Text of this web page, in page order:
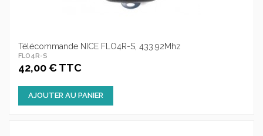
Télécommande NICE FLO4R-S, 433.92Mhz
FLO4R-S
42,00 € TTC
AJOUTER AU PANIER